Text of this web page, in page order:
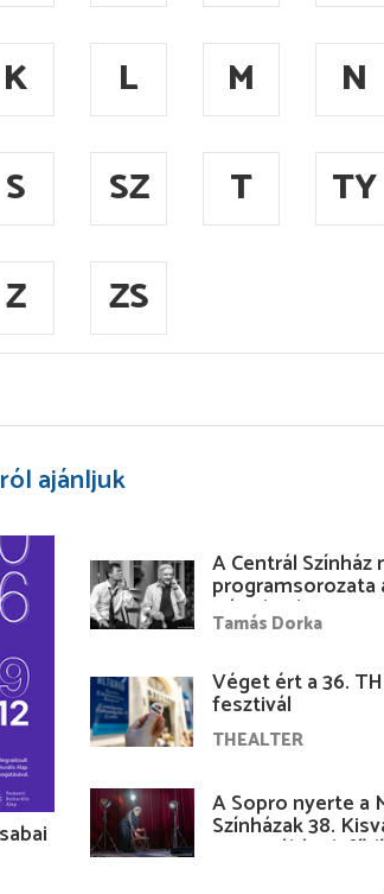
K L M N
S SZ T TY
Z ZS
ajánljuk
A Centrál Színház
programsorozata
Várudvarban
Tamás Dorka
Véget ért a 36.
fesztivál
THEALTER
A Sopro nyerte a
Színházak 38.
Fesztiváljának